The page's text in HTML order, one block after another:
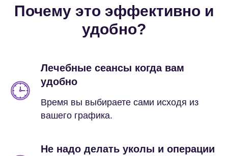
Почему это эффективно и
удобно?
Лечебные сеансы когда вам
удобно
Время вы выбираете сами исходя из
вашего графика.
Не надо делать уколы и операции